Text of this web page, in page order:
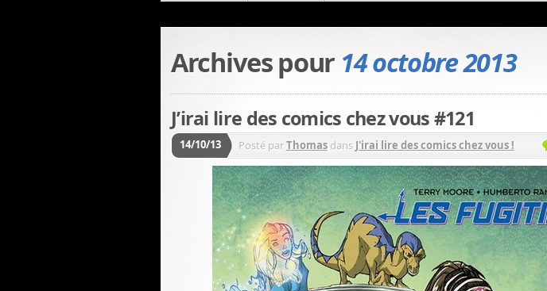
Archives pour 14 octobre 2013
J’irai lire des comics chez vous #121
14/10/13 Posté parThomas dans J'irai lire des comics chez vous !